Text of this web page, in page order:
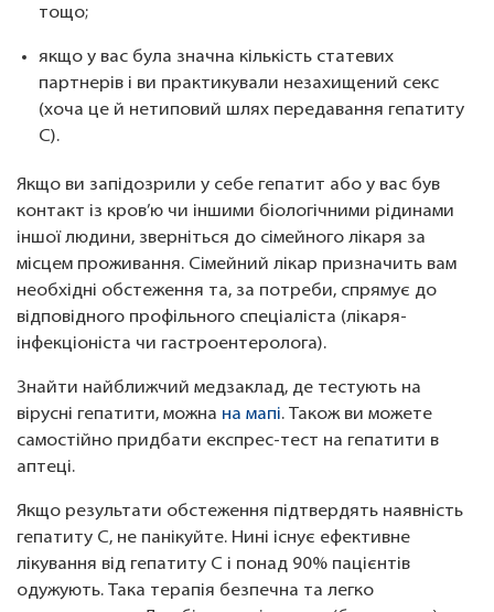
тощо;
якщо у вас була значна кількість статевих
партнерів і ви практикували незахищений секс
(хоча це й нетиповий шлях передавання гепатиту
С).
Якщо ви запідозрили у себе гепатит або у вас був
контакт із кров’ю чи іншими біологічними рідинами
іншої людини, зверніться до сімейного лікаря за
місцем проживання. Сімейний лікар призначить вам
необхідні обстеження та, за потреби, спрямує до
відповідного профільного спеціаліста (лікаря-
інфекціоніста чи гастроентеролога).
Знайти найближчий медзаклад, де тестують на
вірусні гепатити, можна на мапі. Також ви можете
самостійно придбати експрес-тест на гепатити в
аптеці.
Якщо результати обстеження підтвердять наявність
гепатиту С, не панікуйте. Нині існує ефективне
лікування від гепатиту С і понад 90% пацієнтів
одужують. Така терапія безпечна та легко